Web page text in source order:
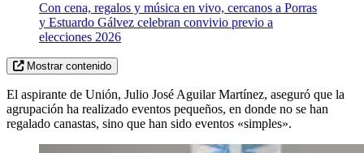
Con cena, regalos y música en vivo, cercanos a Porras
y Estuardo Gálvez celebran convivio previo a
elecciones 2026
Mostrar contenido
El aspirante de Unión, Julio José Aguilar Martínez, aseguró que la
agrupación ha realizado eventos pequeños, en donde no se han
regalado canastas, sino que han sido eventos «simples».